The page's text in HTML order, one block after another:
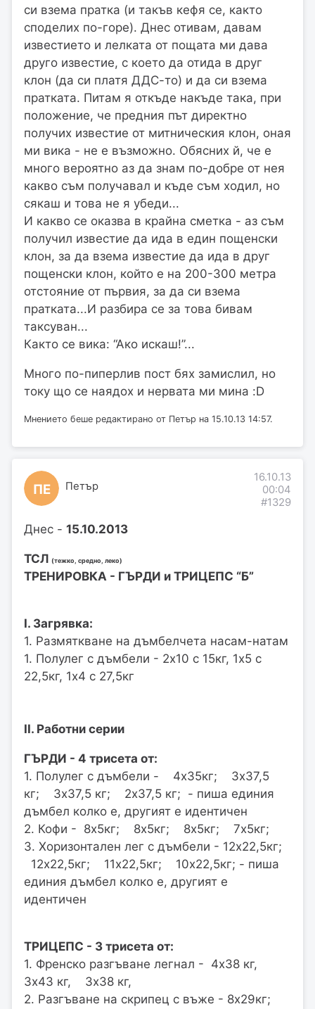
си взема пратка (и такъв кефя се, както
споделих по-горе). Днес отивам, давам
известието и лелката от пощата ми дава
друго известие, с което да отида в друг
клон (да си платя ДДС-то) и да си взема
пратката. Питам я откъде накъде така, при
положение, че предния път директно
получих известие от митническия клон, оная
ми вика - не е възможно. Обясних й, че е
много вероятно аз да знам по-добре от нея
какво съм получавал и къде съм ходил, но
сякаш и това не я убеди...
И какво се оказва в крайна сметка - аз съм
получил известие да ида в един пощенски
клон, за да взема известие да ида в друг
пощенски клон, който е на 200-300 метра
отстояние от първия, за да си взема
пратката...И разбира се за това бивам
таксуван...
Както се вика: “Ако искаш!”...
Много по-пиперлив пост бях замислил, но
току що се наядох и нервата ми мина :D
Мнението беше редактирано от Петър на 15.10.13 14:57.
ПЕ Петър
16.10.13
00:04
#1329
Днес - 15.10.2013
ТСЛ (тежко, средно, леко)
ТРЕНИРОВКА - ГЪРДИ и ТРИЦЕПС “Б”
I. Загрявка:
1. Размяткване на дъмбелчета насам-натам
1. Полулег с дъмбели - 2x10 с 15кг, 1х5 с
22,5кг, 1х4 с 27,5кг
II. Работни серии
ГЪРДИ - 4 трисета от:
1. Полулег с дъмбели - 4х35кг; 3х37,5
кг; 3х37,5 кг; 2х37,5 кг; - пиша единия
дъмбел колко е, другият е идентичен
2. Кофи - 8х5кг; 8х5кг; 8х5кг; 7х5кг;
3. Хоризонтален лег с дъмбели - 12х22,5кг;
12х22,5кг; 11х22,5кг; 10х22,5кг; - пиша
единия дъмбел колко е, другият е
идентичен
ТРИЦЕПС - 3 трисета от:
1. Френско разгъване легнал - 4х38 кг,
3х43 кг, 3х38 кг,
2. Разгъване на скрипец с въже - 8х29кг;